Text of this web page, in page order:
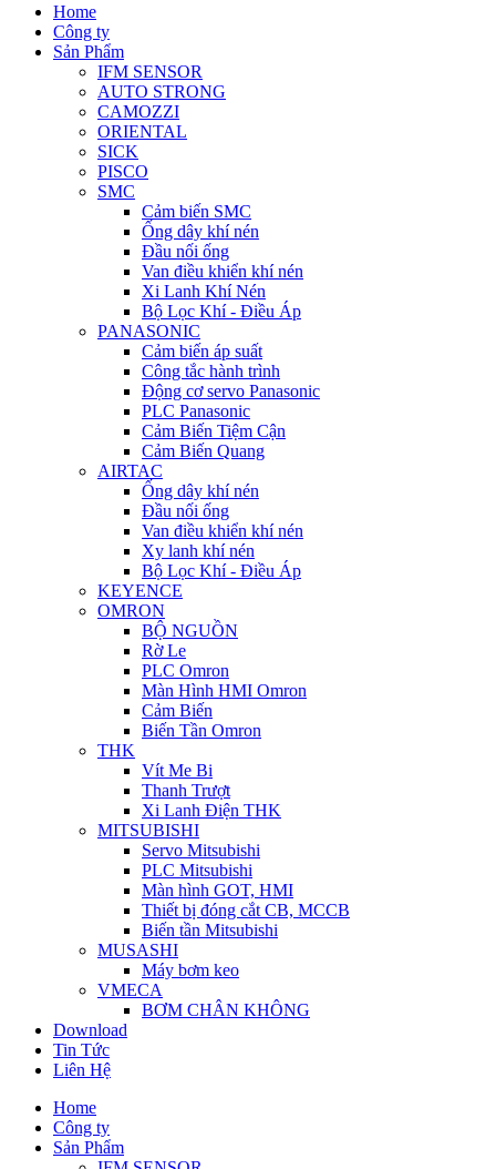
Home
Công ty
Sản Phẩm
IFM SENSOR
AUTO STRONG
CAMOZZI
ORIENTAL
SICK
PISCO
SMC
Cảm biến SMC
Ống dây khí nén
Đầu nối ống
Van điều khiển khí nén
Xi Lanh Khí Nén
Bộ Lọc Khí - Điều Áp
PANASONIC
Cảm biến áp suất
Công tắc hành trình
Động cơ servo Panasonic
PLC Panasonic
Cảm Biến Tiệm Cận
Cảm Biến Quang
AIRTAC
Ống dây khí nén
Đầu nối ống
Van điều khiển khí nén
Xy lanh khí nén
Bộ Lọc Khí - Điều Áp
KEYENCE
OMRON
BỘ NGUỒN
Rờ Le
PLC Omron
Màn Hình HMI Omron
Cảm Biến
Biến Tần Omron
THK
Vít Me Bi
Thanh Trượt
Xi Lanh Điện THK
MITSUBISHI
Servo Mitsubishi
PLC Mitsubishi
Màn hình GOT, HMI
Thiết bị đóng cắt CB, MCCB
Biến tần Mitsubishi
MUSASHI
Máy bơm keo
VMECA
BƠM CHÂN KHÔNG
Download
Tin Tức
Liên Hệ
Home
Công ty
Sản Phẩm